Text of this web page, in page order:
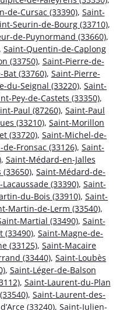
de-Cursac (33390), Saint-
Seurin-de-Bourg (33710),
de-Puynormand (33660),
Saint-Quentin-de-Caplong
(33750), Saint-Pierre-de-
(33760), Saint-Pierre-
du-Seignal (33220), Saint-
Pey-de-Castets (33350),
Paul (87260), Saint-Paul
(33210), Saint-Morillon
(33720), Saint-Michel-de-
Fronsac (33126), Saint-
, Saint-Médard-en-Jalles
(33650), Saint-Médard-de-
(33390), Saint-
du-Bois (33910), Saint-
Martin-de-Lerm (33540),
Martial (33490), Saint-
(33490), Saint-Magne-de-
(33125), Saint-Macaire
(33440), Saint-Loubès
, Saint-Léger-de-Balson
, Saint-Laurent-du-Plan
, Saint-Laurent-des-
(33240), Saint-Julien-